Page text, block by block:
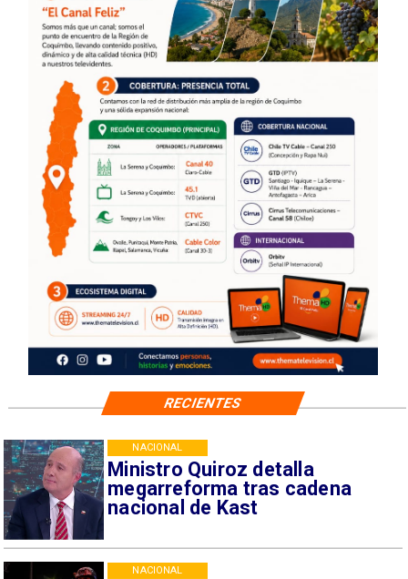
Ministro Quiroz detalla
megarreforma tras cadena
nacional de Kast
NACIONAL
NACIONAL
RECIENTES